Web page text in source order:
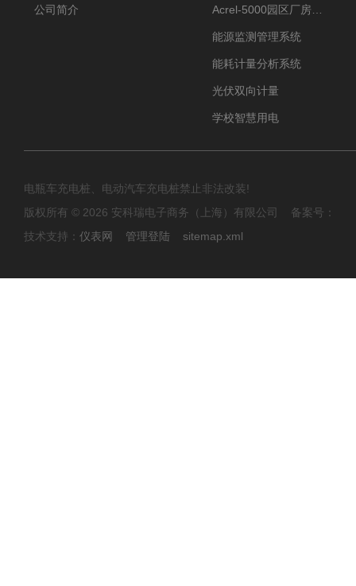
公司简介
能源监测管理系统
能耗计量分析系统
光伏双向计量
学校智慧用电
电瓶车充电桩、电动汽车充电桩禁止非法改装!
版权所有 © 2026 安科瑞电子商务（上海）有限公司 备案号：
技术支持： 仪表网 管理登陆 sitemap.xml